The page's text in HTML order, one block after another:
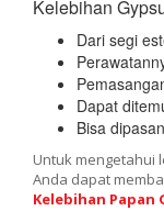
Kelebihan
Dari segi
Dapat
Bisa
Untuk mengetahui
Anda dapat
Kelebihan Papan